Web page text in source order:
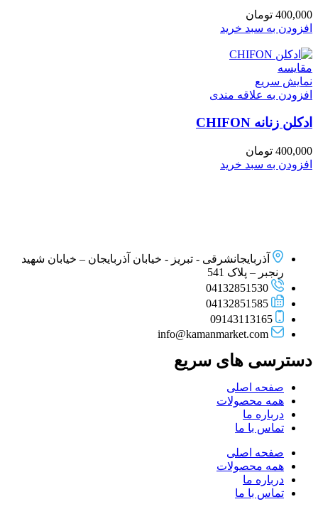
400,000 تومان
افزودن به سبد خرید
مقايسه
نمایش سریع
افزودن به علاقه مندی
ادكلن زنانه CHIFON
400,000 تومان
افزودن به سبد خرید
آذربایجانشرقی - تبریز - خیابان آذربایجان – خیابان شهید
رنجبر – پلاک 541
04132851530
04132851585
09143113165
info@kamanmarket.com
دسترسی های سریع
صفحه اصلی
همه محصولات
درباره ما
تماس با ما
صفحه اصلی
همه محصولات
درباره ما
تماس با ما